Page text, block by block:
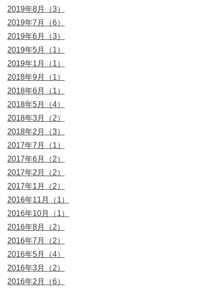
2019年8月（3）
2019年7月（6）
2019年6月（3）
2019年5月（1）
2019年1月（1）
2018年9月（1）
2018年6月（1）
2018年5月（4）
2018年3月（2）
2018年2月（3）
2017年7月（1）
2017年6月（2）
2017年2月（2）
2017年1月（2）
2016年11月（1）
2016年10月（1）
2016年8月（2）
2016年7月（2）
2016年5月（4）
2016年3月（2）
2016年2月（6）